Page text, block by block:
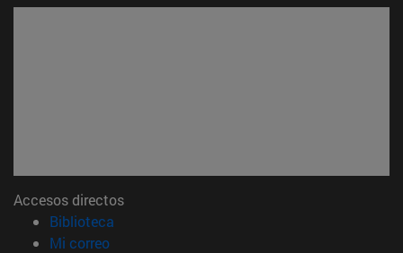
Accesos directos
Biblioteca
Mi correo(abre en nueva ventana)